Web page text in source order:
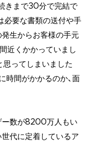
きまで30分で完結で
必要な書類の送付や手
生からお客様の手元
近くかかっていまし
思ってしまいました
時間がかかるのか、面
ー数が8200万人もい
世代に定着しているア